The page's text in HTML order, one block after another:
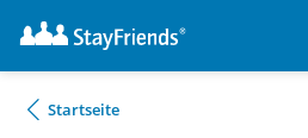
Startseite